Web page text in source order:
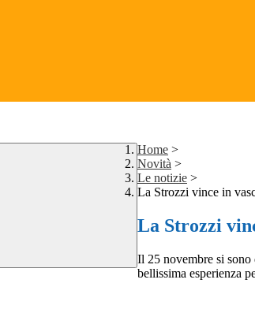
Home >
Novità >
Le notizie >
La Strozzi vince in
La Strozzi
Il 25 novembre si
bellissima esperienza